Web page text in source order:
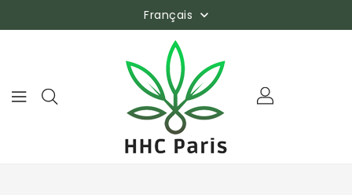
Français 